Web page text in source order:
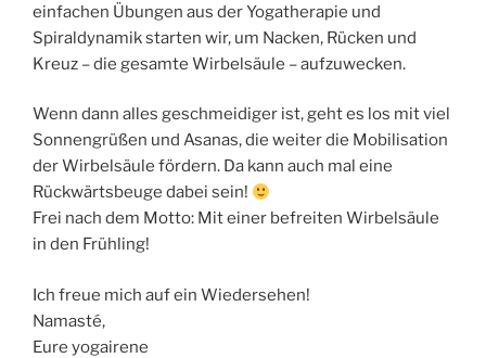
einfachen Übungen aus der Yogatherapie und
Spiraldynamik starten wir, um Nacken, Rücken und
Kreuz – die gesamte Wirbelsäule – aufzuwecken.
Wenn dann alles geschmeidiger ist, geht es los mit viel
Sonnengrüßen und Asanas, die weiter die Mobilisation
der Wirbelsäule fördern. Da kann auch mal eine
Rückwärtsbeuge dabei sein!
Frei nach dem Motto: Mit einer befreiten Wirbelsäule
in den Frühling!
Ich freue mich auf ein Wiedersehen!
Namasté,
Eure yogairene